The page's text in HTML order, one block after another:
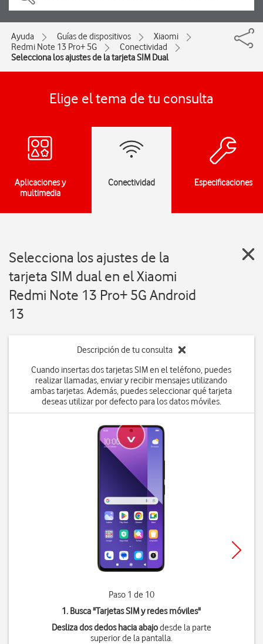
Ayuda Guías de dispositivos
Xiaomi
Redmi Note 13 Pro+ 5G
Conectividad
Selecciona los ajustes de la tarjeta SIM Dual
Elige el tema de tu consulta
Aplicaciones y
multimedia
Conectividad Especificaciones
Selecciona los ajustes de la
tarjeta SIM dual en el Xiaomi
Redmi Note 13 Pro+ 5G Android
13
Descripción de tu consulta
Cuando insertas dos tarjetas SIM en el teléfono, puedes
realizar llamadas, enviar y recibir mensajes utilizando
ambas tarjetas. Además, puedes seleccionar qué tarjeta
deseas utilizar por defecto para los datos móviles.
Paso 1 de 10
1. Busca "Tarjetas SIM y redes móviles"
Desliza dos dedos hacia abajodesde la parte
superior de la pantalla.